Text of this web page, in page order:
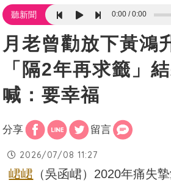
聽新聞 0:00 0:00
月老曾勸放下黃鴻
「隔2年再求籤」
喊：要幸福
分享 留言
2026/07/08 11:27
峮峮 （吳函峮）2020年痛失